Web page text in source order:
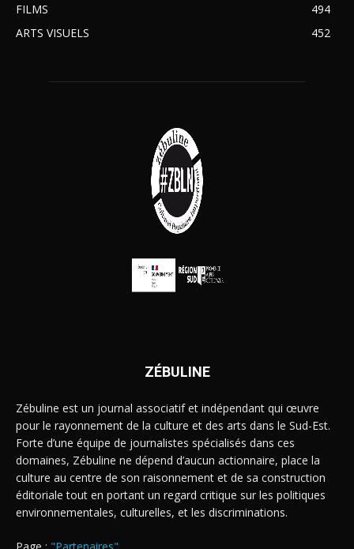
FILMS
494
ARTS VISUELS
452
ZÉBULINE
Zébuline est un journal associatif et indépendant qui œuvre
pour le rayonnement de la culture et des arts dans le Sud-Est.
Forte d’une équipe de journalistes spécialisés dans ces
domaines, Zébuline ne dépend d’aucun actionnaire, place la
culture au centre de son raisonnement et de sa construction
éditoriale tout en portant un regard critique sur les politiques
environnementales, culturelles, et les discriminations.